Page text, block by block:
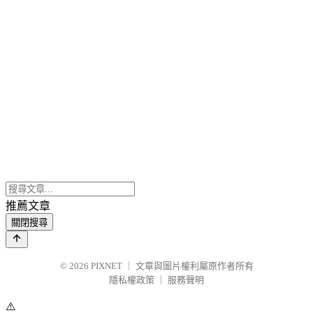
推薦文章
關閉搜尋
© 2026 PIXNET
文章與圖片權利屬原作者所有
隱私權政策
服務聲明
⚠️